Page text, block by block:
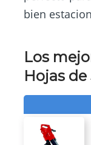
bien
Los
Hojas